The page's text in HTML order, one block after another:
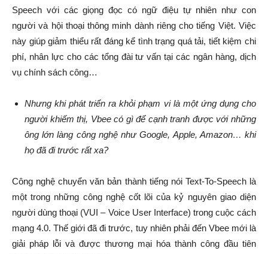
Speech với các giọng đọc có ngữ điệu tự nhiên như con
người và hội thoại thông minh dành riêng cho tiếng Việt. Việc
này giúp giảm thiểu rất đáng kể tình trạng quá tải, tiết kiệm chi
phí, nhân lực cho các tổng đài tư vấn tại các ngân hàng, dịch
vụ chính sách công…
Nhưng khi phát triển ra khỏi phạm vi là một ứng dụng cho
người khiếm thị, Vbee có gì để cạnh tranh được với những
ông lớn làng công nghệ như Google, Apple, Amazon… khi
họ đã đi trước rất xa?
Công nghệ chuyển văn bản thành tiếng nói Text-To-Speech là
một trong những công nghệ cốt lõi của kỷ nguyên giao diện
người dùng thoại (VUI – Voice User Interface) trong cuộc cách
mạng 4.0. Thế giới đã đi trước, tuy nhiên phải đến Vbee mới là
giải pháp lỗi và được thương mại hóa thành công đầu tiên